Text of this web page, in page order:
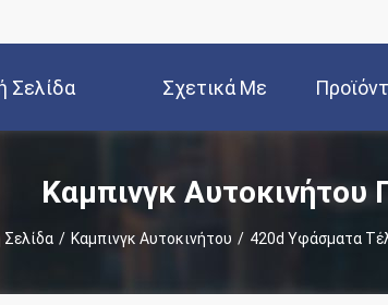
Σελίδα Σχετικά Με
Καμπινγκ Αυτοκινήτου
Σελίδα / Καμπινγκ Αυτοκινήτου / 420d Υφάσματα